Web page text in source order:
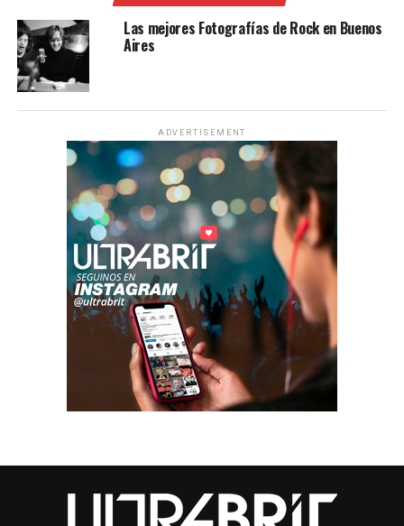
Las mejores Fotografías de Rock en Buenos
Aires
ADVERTISEMENT